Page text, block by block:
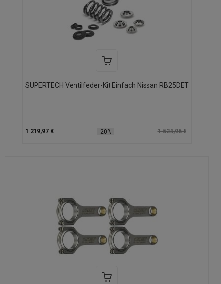
SUPERTECH Ventilfeder-Kit Einfach Nissan RB25DET
1 219,97 € -20% 1 524,96 €